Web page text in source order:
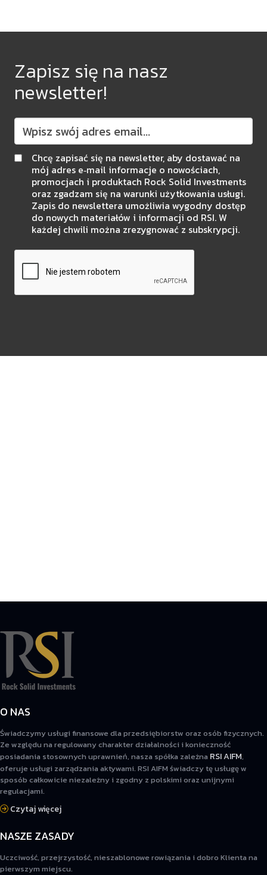
Zapisz się na nasz
newsletter!
Chcę zapisać się na newsletter, aby dostawać na
mój adres e‑mail informacje o nowościach,
promocjach i produktach Rock Solid Investments
oraz zgadzam się na warunki użytkowania usługi.
Zapis do newslettera umożliwia wygodny dostęp
do nowych materiałów i informacji od RSI. W
każdej chwili można zrezygnować z subskrypcji.
O NAS
Świadczymy usługi finansowe dla przedsiębiorstw oraz osób fizycznych.
Ze względu na regulowany charakter działalności i konieczność
posiadania stosownych uprawnień, nasza spółka zależna RSI AIFM,
oferuje usługi zarządzania aktywami. RSI AIFM świadczy tę usługę w
sposób całkowicie niezależny i zgodny z polskimi oraz unijnymi
regulacjami.
Czytaj więcej
NASZE ZASADY
Uczciwość, przejrzystość, nieszablonowe rowiązania i dobro Klienta na
pierwszym miejscu.